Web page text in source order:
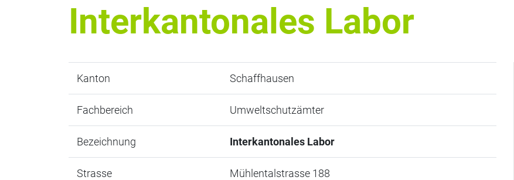
Interkantonales Labor
Kanton Schaffhausen
Fachbereich Umweltschutzämter
Bezeichnung Interkantonales Labor
Strasse Mühlentalstrasse 188